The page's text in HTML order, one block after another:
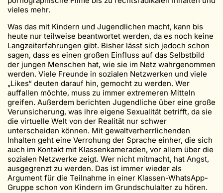
vieles mehr.
Was das mit Kindern und Jugendlichen macht, kann bis
heute nur teilweise beantwortet werden, da es noch keine
Langzeiterfahrungen gibt. Bisher lässt sich jedoch schon
sagen, dass es einen großen Einfluss auf das Selbstbild
der jungen Menschen hat, wie sie im Netz wahrgenommen
werden. Viele Freunde in sozialen Netzwerken und viele
„Likes“ deuten darauf hin, gemocht zu werden. Wer
auffallen möchte, muss zu immer extremeren Mitteln
greifen. Außerdem berichten Jugendliche über eine große
Verunsicherung, was ihre eigene Sexualität betrifft, da sie
die virtuelle Welt von der Realität nur schwer
unterscheiden können. Mit gewaltverherrlichenden
Inhalten geht eine Verrohung der Sprache einher, die sich
auch im Kontakt mit Klassenkameraden, vor allem über die
sozialen Netzwerke zeigt. Wer nicht mitmacht, hat Angst,
ausgegrenzt zu werden. Das ist immer wieder als
Argument für die Teilnahme in einer Klassen-WhatsApp-
Gruppe schon von Kindern im Grundschulalter zu hören.